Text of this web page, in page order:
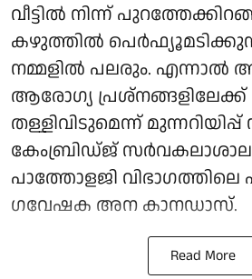
വീട്ടിൽ നിന്ന്
കഴുത്തിൽ
നമ്മളിൽ പലരും. എന്നാൽ
ആരോ​ഗ്യ പ്രശ്നങ്ങളിലേക്ക്
തള്ളിവിടുമെന്ന്
കേംബ്രിഡ്ജ്
പാത്തോളജി വിഭാഗത്തിലെ
ഗവേഷക അന കാനഡാസ്.
Read More